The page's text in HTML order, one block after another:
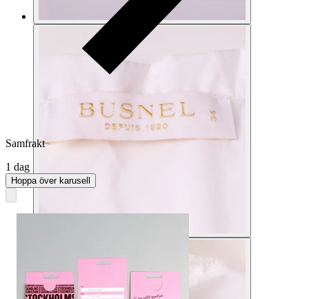
Samfrakt
1 dag
Hoppa över karusell